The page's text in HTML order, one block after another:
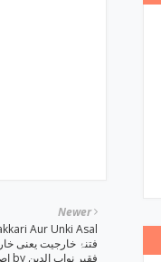
Newer
Aur Unki Asal
اصل شکل by فقیر نواب الدین